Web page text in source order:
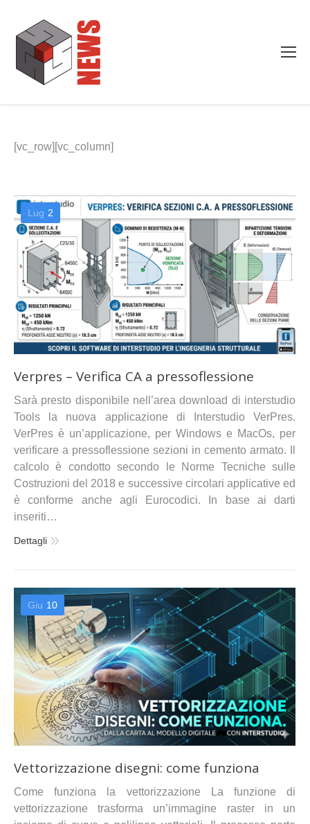
[vc_row][vc_column]
Lug 2
Verpres – Verifica CA a pressoflessione
Sarà presto disponibile nell’area download di interstudio
Tools la nuova applicazione di Interstudio VerPres.
VerPres è un’applicazione, per Windows e MacOs, per
verificare a pressoflessione sezioni in cemento armato. Il
calcolo è condotto secondo le Norme Tecniche sulle
Costruzioni del 2018 e successive circolari applicative ed
è conforme anche agli Eurocodici. In base ai darti
inseriti…
Dettagli
Giu 10
Vettorizzazione disegni: come funziona
Come funziona la vettorizzazione La funzione di
vettorizzazione trasforma un’immagine raster in un